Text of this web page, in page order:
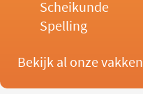
Scheikunde
Spelling
Bekijk al onze vakken